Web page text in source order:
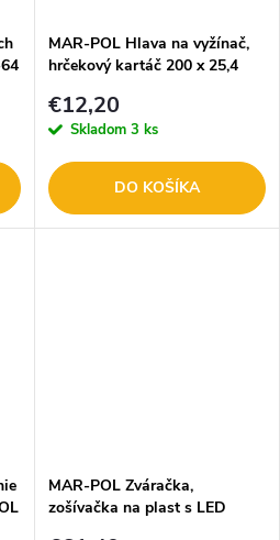
MAR-POL Hlava na vyžínač,
hrčekový kartáč 200 x 25,4
€12,20
Skladom 3 ks
DO KOŠÍKA
MAR-POL Zváračka,
zošívačka na plast s LED